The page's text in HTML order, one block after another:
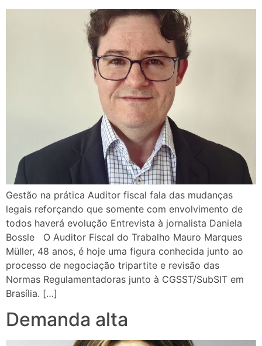
Gestão na prática Auditor fiscal fala das mudanças
legais reforçando que somente com envolvimento de
todos haverá evolução Entrevista à jornalista Daniela
Bossle O Auditor Fiscal do Trabalho Mauro Marques
Müller, 48 anos, é hoje uma figura conhecida junto ao
processo de negociação tripartite e revisão das
Normas Regulamentadoras junto à CGSST/SubSIT em
Brasília. […]
Demanda alta